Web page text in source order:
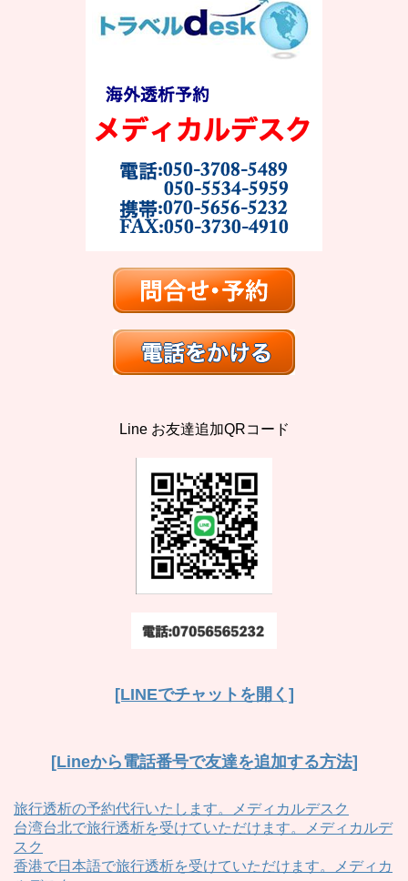
Line お友達追加QRコード
[LINEでチャットを開く]
[Lineから電話番号で友達を追加する方法]
旅行透析の予約代行いたします。メディカルデスク
台湾台北で旅行透析を受けていただけます。メディカルデ
スク
香港で日本語で旅行透析を受けていただけます。メディカ